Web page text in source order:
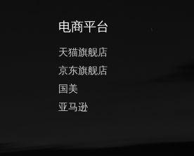
电商平台
天猫旗舰店
京东旗舰店
国美
亚马逊